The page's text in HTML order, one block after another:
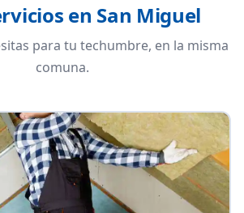
en San Miguel
para tu techumbre, en la misma
comuna.